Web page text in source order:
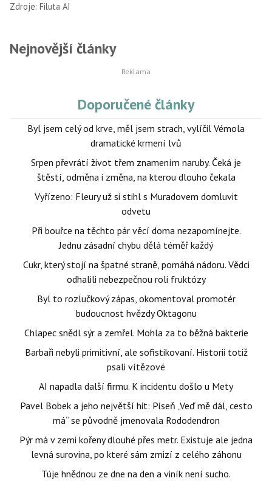
Zdroje: Filuta AI
Nejnovější články
Doporučené články
Byl jsem celý od krve, měl jsem strach, vylíčil Vémola
dramatické krmení lvů
Srpen převrátí život třem znamením naruby. Čeká je
štěstí, odměna i změna, na kterou dlouho čekala
Vyřízeno: Fleury už si stihl s Muradovem domluvit
odvetu
Při bouřce na těchto pár věcí doma nezapomínejte.
Jednu zásadní chybu dělá téměř každý
Cukr, který stojí na špatné straně, pomáhá nádoru. Vědci
odhalili nebezpečnou roli fruktózy
Byl to rozlučkový zápas, okomentoval promotér
budoucnost hvězdy Oktagonu
Chlapec snědl sýr a zemřel. Mohla za to běžná bakterie
Barbaři nebyli primitivní, ale sofistikovaní. Historii totiž
psali vítězové
AI napadla další firmu. K incidentu došlo u Mety
Pavel Bobek a jeho největší hit: Píseň „Veď mě dál, cesto
má“ se původně jmenovala Rododendron
Pýr má v zemi kořeny dlouhé přes metr. Existuje ale jedna
levná surovina, po které sám zmizí z celého záhonu
Túje hnědnou ze dne na den a viník není sucho.